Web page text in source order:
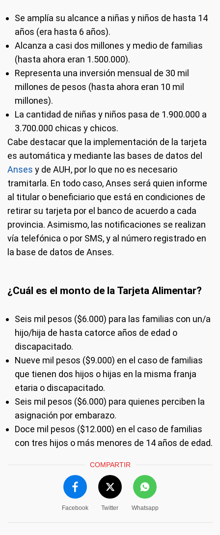
Se amplía su alcance a niñas y niños de hasta 14
años (era hasta 6 años).
Alcanza a casi dos millones y medio de familias
(hasta ahora eran 1.500.000).
Representa una inversión mensual de 30 mil
millones de pesos (hasta ahora eran 10 mil
millones).
La cantidad de niñas y niños pasa de 1.900.000 a
3.700.000 chicas y chicos.
Cabe destacar que la implementación de la tarjeta
es automática y mediante las bases de datos del
Anses y de AUH, por lo que no es necesario
tramitarla. En todo caso, Anses será quien informe
al titular o beneficiario que está en condiciones de
retirar su tarjeta por el banco de acuerdo a cada
provincia. Asimismo, las notificaciones se realizan
vía telefónica o por SMS, y al número registrado en
la base de datos de Anses.
¿Cuál es el monto de la Tarjeta Alimentar?
Seis mil pesos ($6.000) para las familias con un/a
hijo/hija de hasta catorce años de edad o
discapacitado.
Nueve mil pesos ($9.000) en el caso de familias
que tienen dos hijos o hijas en la misma franja
etaria o discapacitado.
Seis mil pesos ($6.000) para quienes perciben la
asignación por embarazo.
Doce mil pesos ($12.000) en el caso de familias
con tres hijos o más menores de 14 años de edad.
COMPARTIR
Facebook Twitter Whatsapp